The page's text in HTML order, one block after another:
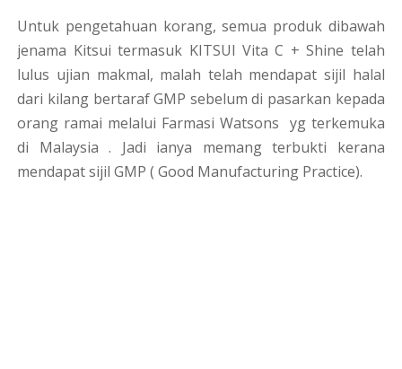
Untuk pengetahuan korang, semua produk dibawah
jenama Kitsui termasuk KITSUI Vita C + Shine telah
lulus ujian makmal, malah telah mendapat sijil halal
dari kilang bertaraf GMP sebelum di pasarkan kepada
orang ramai melalui Farmasi Watsons yg terkemuka
di Malaysia . Jadi ianya memang terbukti kerana
mendapat sijil GMP ( Good Manufacturing Practice).